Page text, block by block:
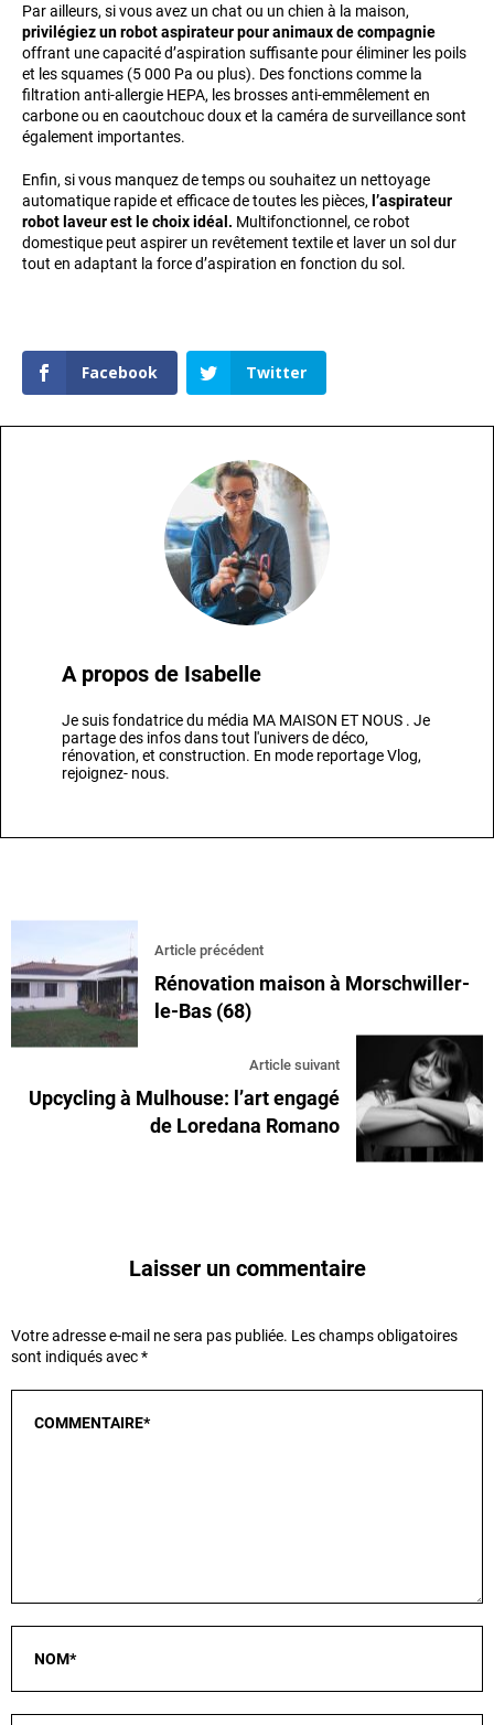
Par ailleurs, si vous avez un chat ou un chien à la maison,
privilégiez un robot aspirateur pour animaux de compagnie
offrant une capacité d’aspiration suffisante pour éliminer les poils
et les squames (5 000 Pa ou plus). Des fonctions comme la
filtration anti-allergie HEPA, les brosses anti-emmêlement en
carbone ou en caoutchouc doux et la caméra de surveillance sont
également importantes.
Enfin, si vous manquez de temps ou souhaitez un nettoyage
automatique rapide et efficace de toutes les pièces, l’aspirateur
robot laveur est le choix idéal. Multifonctionnel, ce robot
domestique peut aspirer un revêtement textile et laver un sol dur
tout en adaptant la force d’aspiration en fonction du sol.
Facebook Twitter
A propos de Isabelle
Je suis fondatrice du média MA MAISON ET NOUS . Je
partage des infos dans tout l'univers de déco,
rénovation, et construction. En mode reportage Vlog,
rejoignez- nous.
Article précédent
Rénovation maison à Morschwiller-
le-Bas (68)
Article suivant
Upcycling à Mulhouse: l’art engagé
de Loredana Romano
Laisser un commentaire
Votre adresse e-mail ne sera pas publiée. Les champs obligatoires
sont indiqués avec*